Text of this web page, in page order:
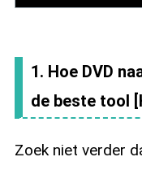
1. Hoe DVD
de beste tool
Zoek niet verder